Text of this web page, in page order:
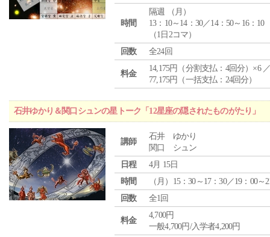
時間
隔週 （ 月 ）
13：10～14：30／14：50～16：10
（1日2コマ）
回数
全24回
料金
14,175円（分割支払：4回分）×6
77,175円（一括支払：24回分）
石井ゆかり＆関口シュンの星トーク「12星座の隠されたものがたり」
講師
石井 ゆかり
関口 シュン
日程
4月 15日
時間
（月）15：30～17：30／19：00～
回数
全1回
料金
4,700円
一般4,700円/入学者4,200円